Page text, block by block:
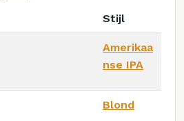
Stijl
Amerikaa
nse IPA
Blond